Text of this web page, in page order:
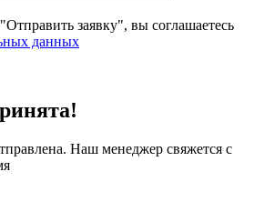
заявку", вы соглашаетесь
данных
Наш менеджер свяжется с